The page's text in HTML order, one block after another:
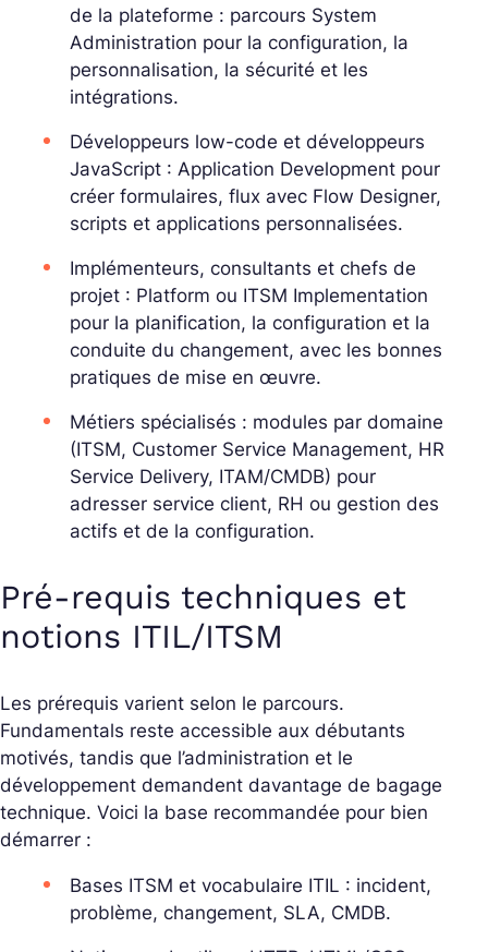
de la plateforme : parcours System
Administration pour la configuration, la
personnalisation, la sécurité et les
intégrations.
Développeurs low-code et développeurs
JavaScript : Application Development pour
créer formulaires, flux avec Flow Designer,
scripts et applications personnalisées.
Implémenteurs, consultants et chefs de
projet : Platform ou ITSM Implementation
pour la planification, la configuration et la
conduite du changement, avec les bonnes
pratiques de mise en œuvre.
Métiers spécialisés : modules par domaine
(ITSM, Customer Service Management, HR
Service Delivery, ITAM/CMDB) pour
adresser service client, RH ou gestion des
actifs et de la configuration.
Pré-requis techniques et
notions ITIL/ITSM
Les prérequis varient selon le parcours.
Fundamentals reste accessible aux débutants
motivés, tandis que l’administration et le
développement demandent davantage de bagage
technique. Voici la base recommandée pour bien
démarrer :
Bases ITSM et vocabulaire ITIL : incident,
problème, changement, SLA, CMDB.